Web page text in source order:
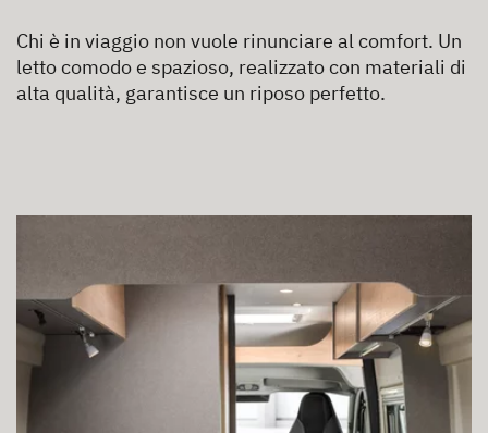
Chi è in viaggio non vuole rinunciare al comfort. Un
letto comodo e spazioso, realizzato con materiali di
alta qualità, garantisce un riposo perfetto.